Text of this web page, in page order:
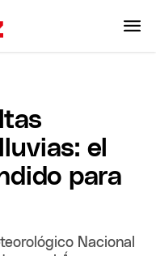
el
para
Nacional